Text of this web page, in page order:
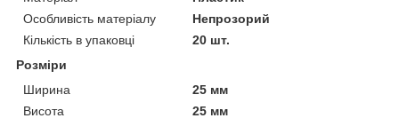
Особливість матеріалу
Непрозорий
Кількість в упаковці
20 шт.
Розміри
Ширина
25 мм
Висота
25 мм